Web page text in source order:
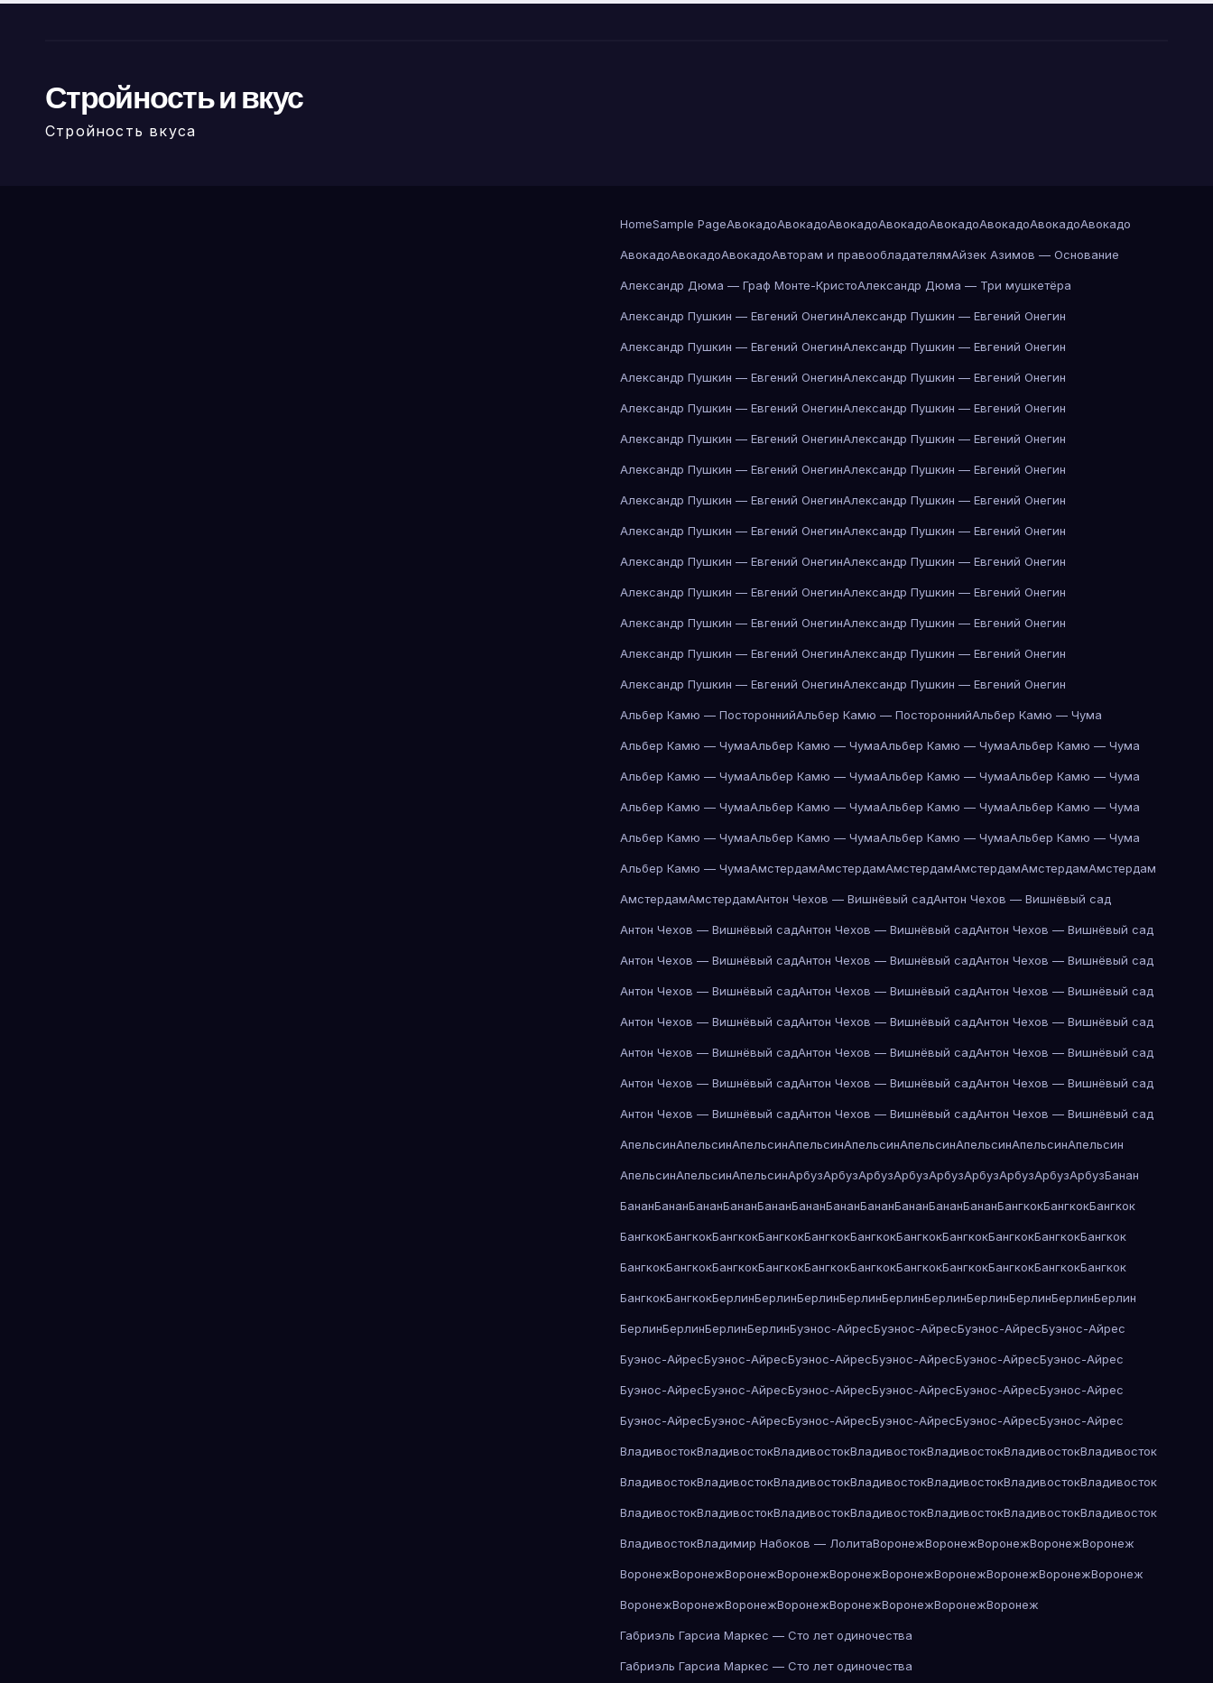
Стройность и вкус
Стройность вкуса
HomeSample PageАвокадоАвокадоАвокадоАвокадоАвокадоАвокадоАвокадоАвокадо
АвокадоАвокадоАвокадоАвторам и правообладателямАйзек Азимов — Основание
Александр Дюма — Граф Монте-КристоАлександр Дюма — Три мушкетёра
Александр Пушкин — Евгений ОнегинАлександр Пушкин — Евгений Онегин
Александр Пушкин — Евгений ОнегинАлександр Пушкин — Евгений Онегин
Александр Пушкин — Евгений ОнегинАлександр Пушкин — Евгений Онегин
Александр Пушкин — Евгений ОнегинАлександр Пушкин — Евгений Онегин
Александр Пушкин — Евгений ОнегинАлександр Пушкин — Евгений Онегин
Александр Пушкин — Евгений ОнегинАлександр Пушкин — Евгений Онегин
Александр Пушкин — Евгений ОнегинАлександр Пушкин — Евгений Онегин
Александр Пушкин — Евгений ОнегинАлександр Пушкин — Евгений Онегин
Александр Пушкин — Евгений ОнегинАлександр Пушкин — Евгений Онегин
Александр Пушкин — Евгений ОнегинАлександр Пушкин — Евгений Онегин
Александр Пушкин — Евгений ОнегинАлександр Пушкин — Евгений Онегин
Александр Пушкин — Евгений ОнегинАлександр Пушкин — Евгений Онегин
Александр Пушкин — Евгений ОнегинАлександр Пушкин — Евгений Онегин
Альбер Камю — ПостороннийАльбер Камю — ПостороннийАльбер Камю — Чума
Альбер Камю — ЧумаАльбер Камю — ЧумаАльбер Камю — ЧумаАльбер Камю — Чума
Альбер Камю — ЧумаАльбер Камю — ЧумаАльбер Камю — ЧумаАльбер Камю — Чума
Альбер Камю — ЧумаАльбер Камю — ЧумаАльбер Камю — ЧумаАльбер Камю — Чума
Альбер Камю — ЧумаАльбер Камю — ЧумаАльбер Камю — ЧумаАльбер Камю — Чума
Альбер Камю — ЧумаАмстердамАмстердамАмстердамАмстердамАмстердамАмстердам
АмстердамАмстердамАнтон Чехов — Вишнёвый садАнтон Чехов — Вишнёвый сад
Антон Чехов — Вишнёвый садАнтон Чехов — Вишнёвый садАнтон Чехов — Вишнёвый сад
Антон Чехов — Вишнёвый садАнтон Чехов — Вишнёвый садАнтон Чехов — Вишнёвый сад
Антон Чехов — Вишнёвый садАнтон Чехов — Вишнёвый садАнтон Чехов — Вишнёвый сад
Антон Чехов — Вишнёвый садАнтон Чехов — Вишнёвый садАнтон Чехов — Вишнёвый сад
Антон Чехов — Вишнёвый садАнтон Чехов — Вишнёвый садАнтон Чехов — Вишнёвый сад
Антон Чехов — Вишнёвый садАнтон Чехов — Вишнёвый садАнтон Чехов — Вишнёвый сад
Антон Чехов — Вишнёвый садАнтон Чехов — Вишнёвый садАнтон Чехов — Вишнёвый сад
АпельсинАпельсинАпельсинАпельсинАпельсинАпельсинАпельсинАпельсинАпельсин
АпельсинАпельсинАпельсинАрбузАрбузАрбузАрбузАрбузАрбузАрбузАрбузАрбузБанан
БананБананБананБананБананБананБананБананБананБананБананБангкокБангкокБангкок
БангкокБангкокБангкокБангкокБангкокБангкокБангкокБангкокБангкокБангкокБангкок
БангкокБангкокБангкокБангкокБангкокБангкокБангкокБангкокБангкокБангкокБангкок
БангкокБангкокБерлинБерлинБерлинБерлинБерлинБерлинБерлинБерлинБерлинБерлин
БерлинБерлинБерлинБерлинБуэнос-АйресБуэнос-АйресБуэнос-АйресБуэнос-Айрес
Буэнос-АйресБуэнос-АйресБуэнос-АйресБуэнос-АйресБуэнос-АйресБуэнос-Айрес
Буэнос-АйресБуэнос-АйресБуэнос-АйресБуэнос-АйресБуэнос-АйресБуэнос-Айрес
Буэнос-АйресБуэнос-АйресБуэнос-АйресБуэнос-АйресБуэнос-АйресБуэнос-Айрес
ВладивостокВладивостокВладивостокВладивостокВладивостокВладивостокВладивосток
ВладивостокВладивостокВладивостокВладивостокВладивостокВладивостокВладивосток
ВладивостокВладивостокВладивостокВладивостокВладивостокВладивостокВладивосток
ВладивостокВладимир Набоков — ЛолитаВоронежВоронежВоронежВоронежВоронеж
ВоронежВоронежВоронежВоронежВоронежВоронежВоронежВоронежВоронежВоронеж
ВоронежВоронежВоронежВоронежВоронежВоронежВоронежВоронеж
Габриэль Гарсиа Маркес — Сто лет одиночества
Габриэль Гарсиа Маркес — Сто лет одиночества